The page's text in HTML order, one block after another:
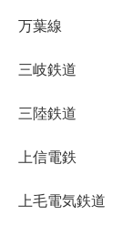
万葉線
三岐鉄道
三陸鉄道
上信電鉄
上毛電気鉄道